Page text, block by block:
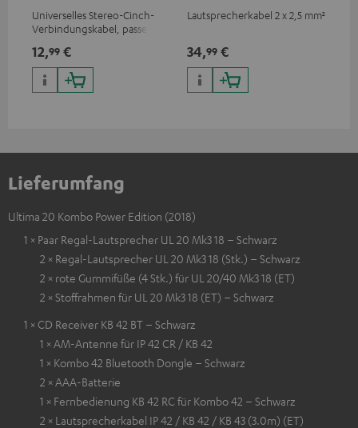
Universelles Stereo-Cinch-
Verbindungskabel, passend
Buchsen
12,99 €
Lautsprecherkabel 2 x 2,5 mm²
34,99 €
Lieferumfang
Ultima 20 Kombo Power Edition (2018)
1 × Paar Regal-Lautsprecher UL 20 Mk3 18 – Schwarz
2 × Regal-Lautsprecher UL 20 Mk3 18 (Stk.) – Schwarz
2 × rote Gummifüße (4 Stk.) für UL 20/40 Mk3 18 (ET)
2 × Stoffrahmen für UL 20 Mk3 18 (ET) – Schwarz
1 × CD Receiver KB 42 BT – Schwarz
1 × AM-Antenne für IP 42 CR / KB 42
1 × Kombo 42 Bluetooth Dongle – Schwarz
2 × AAA-Batterie
1 × Fernbedienung KB 42 RC für Kombo 42 – Schwarz
2 × Lautsprecherkabel IP 42 / KB 42 / KB 43 (3.0m) (ET)